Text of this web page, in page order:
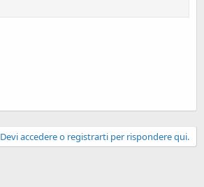
Devi accedere o registrarti per rispondere qui.